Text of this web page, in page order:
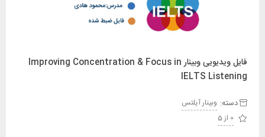
فایل ویدیویی وبینار Improving Concentration & Focus in
IELTS Listening
دسته: وبینار آیلتس
0 از 5